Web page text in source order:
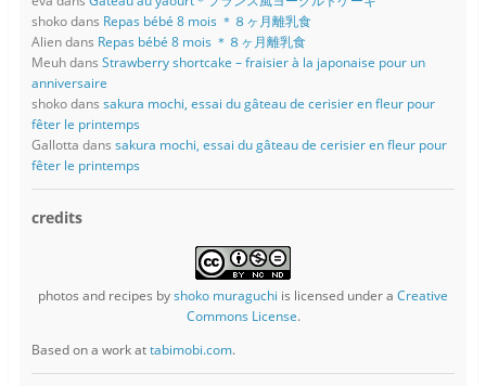
shokodans Repas bébé 8 mois ＊８ヶ月離乳食
Aliendans Repas bébé 8 mois ＊８ヶ月離乳食
Meuhdans Strawberry shortcake – fraisier à la japonaise pour un
anniversaire
shokodans sakura mochi, essai du gâteau de cerisier en fleur pour
fêter le printemps
Gallotta dans sakura mochi, essai du gâteau de cerisier en fleur pour
fêter le printemps
credits
photos and recipes byshoko muraguchi is licensed under a Creative
Commons License.
Based on a work attabimobi.com.